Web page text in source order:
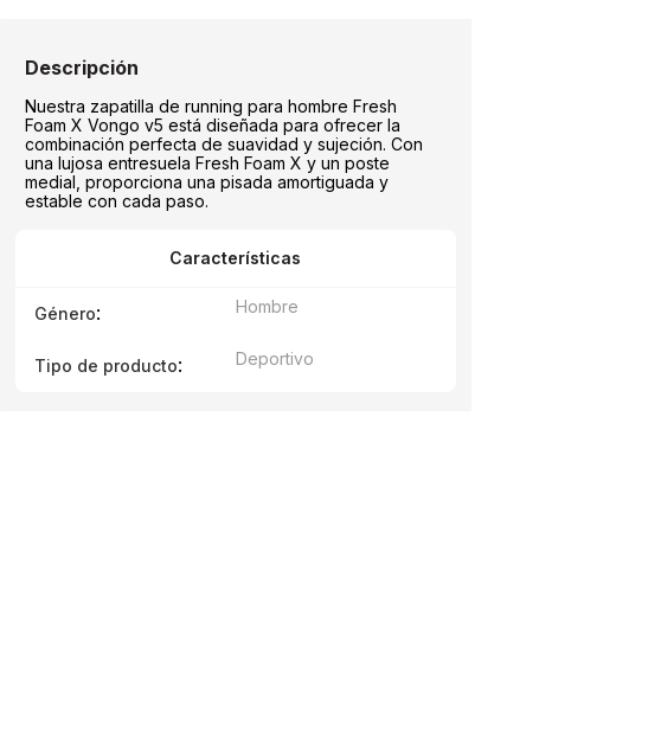
Nuestra zapatilla de running para hombre Fresh
Foam X Vongo v5 está diseñada para ofrecer la
combinación perfecta de suavidad y sujeción. Con
una lujosa entresuela Fresh Foam X y un poste
medial, proporciona una pisada amortiguada y
estable con cada paso.
Características
Género: Hombre
Tipo de producto: Deportivo